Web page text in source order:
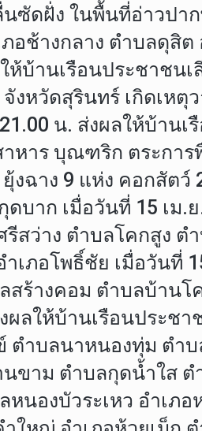
ซัดฝั่ง ในพื้นที่อ่าวป
ช้างกลาง ตำบลดุสิ
บ้านเรือนประชาชน
งหวัดสุรินทร์ เกิดเห
น. ส่งผลให้บ้าน
าร บุณฑริก ตระการ
งฉาง 9 แห่ง คอกสัต
าก เมื่อวันที่ 15 เม.
สว่าง ตำบลโคกสูง
ภอโพธิ์ชัย เมื่อวันที่
สร้างคอม ตำบลบ้า
ผลให้บ้านเรือนประ
ำบลนาหนองทุ่ม ตำ
ขาม ตำบลกุดน้ำใส
องบัวระเหว อำเภ